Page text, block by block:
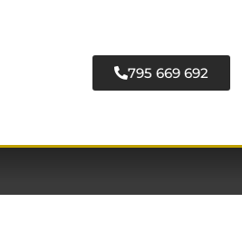
795 669 692